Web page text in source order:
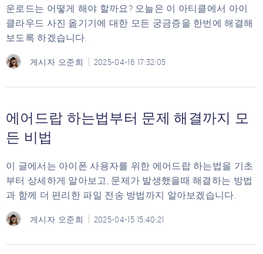
운로드는 어떻게 해야 할까요? 오늘은 이 아티클에서 아이
클라우드 사진 옮기기에 대한 모든 궁금증을 한번에 해결해
보도록 하겠습니다.
게시자 오준희 2025-04-16 17:32:05
에어드랍 하는법부터 문제 해결까지 모
든 비법
이 글에서는 아이폰 사용자를 위한 에어드랍 하는법을 기초
부터 상세하게 알아보고, 문제가 발생했을때 해결하는 방법
과 함께 더 편리한 파일 전송 방법까지 알아보겠습니다.
게시자 오준희 2025-04-15 15:40:21